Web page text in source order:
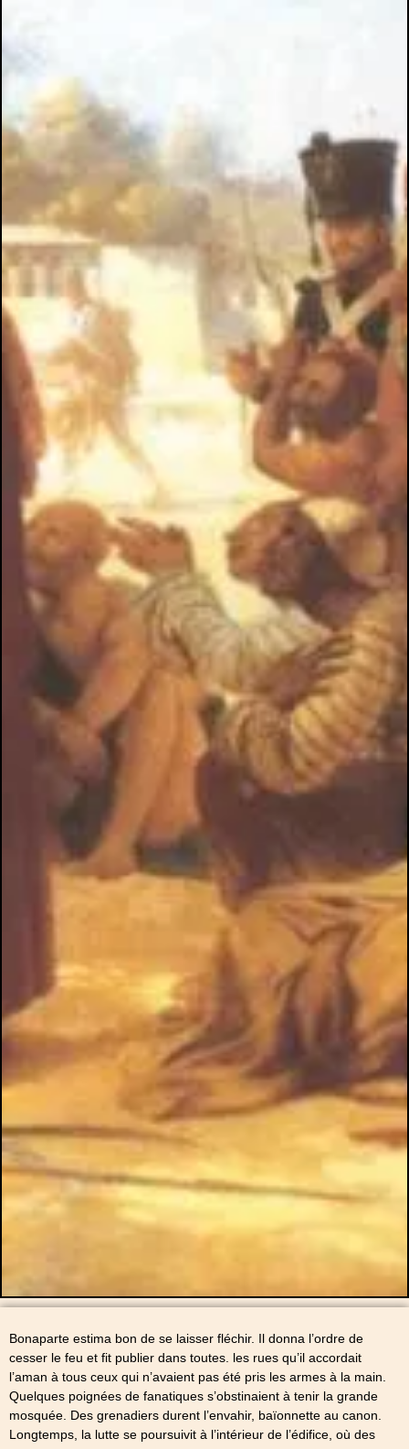
Bonaparte estima bon de se laisser fléchir. Il donna l’ordre de
cesser le feu et fit publier dans toutes. les rues qu’il accordait
l’aman à tous ceux qui n’avaient pas été pris les armes à la main.
Quelques poignées de fanatiques s’obstinaient à tenir la grande
mosquée. Des grenadiers durent l’envahir, baïonnette au canon.
Longtemps, la lutte se poursuivit à l’intérieur de l’édifice, où des